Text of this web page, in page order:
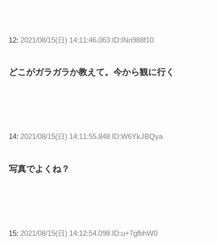
12: 2021/08/15(日) 14:11:46.063 ID:INn988f10
どこがガラガラか教えて。今から観に行く
14: 2021/08/15(日) 14:11:55.848 ID:W6YkJBQya
写真でよくね？
15: 2021/08/15(日) 14:12:54.098 ID:u+7gfbhW0